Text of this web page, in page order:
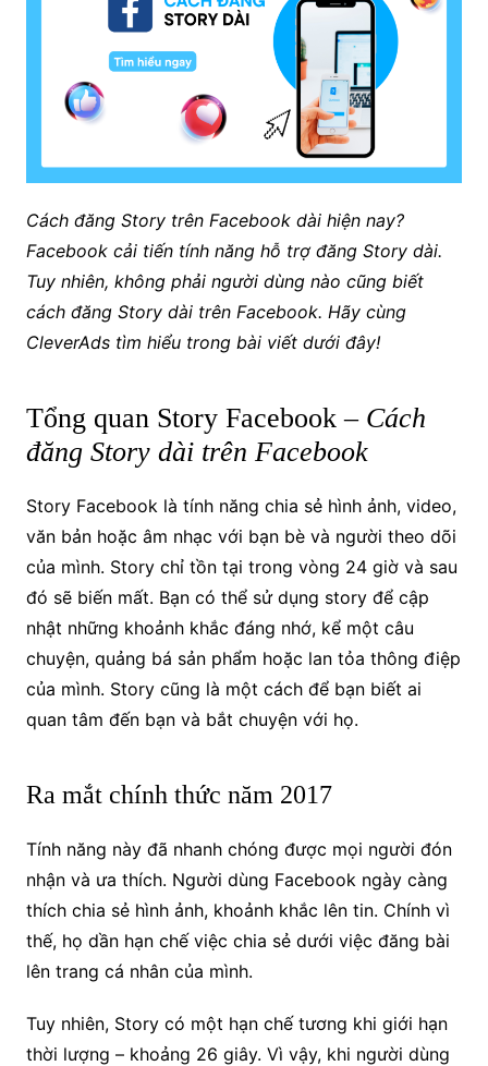
Cách đăng Story trên Facebook dài hiện nay?
Facebook cải tiến tính năng hỗ trợ đăng Story dài.
Tuy nhiên, không phải người dùng nào cũng biết
cách đăng Story dài trên Facebook. Hãy cùng
CleverAdstìm hiểu trong bài viết dưới đây!
Tổng quan Story Facebook – Cách
đăng Story dài trên Facebook
Story Facebook là tính năng chia sẻ hình ảnh, video,
văn bản hoặc âm nhạc với bạn bè và người theo dõi
của mình. Story chỉ tồn tại trong vòng 24 giờ và sau
đó sẽ biến mất. Bạn có thể sử dụng story để cập
nhật những khoảnh khắc đáng nhớ, kể một câu
chuyện, quảng bá sản phẩm hoặc lan tỏa thông điệp
của mình. Story cũng là một cách để bạn biết ai
quan tâm đến bạn và bắt chuyện với họ.
Ra mắt chính thức năm 2017
Tính năng này đã nhanh chóng được mọi người đón
nhận và ưa thích. Người dùng Facebook ngày càng
thích chia sẻ hình ảnh, khoảnh khắc lên tin. Chính vì
thế, họ dần hạn chế việc chia sẻ dưới việc đăng bài
lên trang cá nhân của mình.
Tuy nhiên, Story có một hạn chế tương khi giới hạn
thời lượng – khoảng 26 giây. Vì vậy, khi người dùng